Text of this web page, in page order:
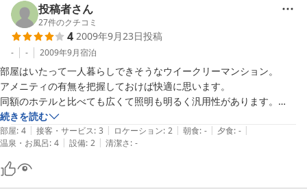
チェックイン時に実演して説明して頂けます。
・部屋はオートロックではなく、在室時も出かける時も施錠が必要で
す。
・部屋は大変広く、狭いビジネスホテルに慣れている身にはとても嬉し
いです。
仕事が終わって部屋に戻った時に広いというのは何とも言えない快適
さ、
くつろぎを与えてくれます。自分の部屋のようにくつろげます。
・照明が十分にあり、とても明るく過ごすことができます。
→白熱電球ばかりなので「電球型蛍光灯やLEDに変えればもっとラン
ニング
コストを削減できるし、エコでもあるのに」と思いました。
・机のほか、小テーブルや座布団があり、ジュータンの上に座って過ご
投稿者さん
27件のクチコミ
4 2009年9月23日投稿
- - 2009年9月宿泊
部屋はいたって一人暮らしできそうなウイークリーマンション。
アメニティの有無を把握しておけば快適に思います。
同額のホテルと比べても広くて照明も明るく汎用性があります。
とにかく施設内容を把握しておけば使い勝手がとってもよいです。
ただ、夜だとホテル自体の外観を覚えていないと辿り着けないと思いま
す。
続きを読む
部屋: 4 | 接客・サービス: 3 | ロケーション: 2 | 朝食: - | 夕食: - |
温泉・お風呂: 4 | 設備: 2 | 清潔さ: -